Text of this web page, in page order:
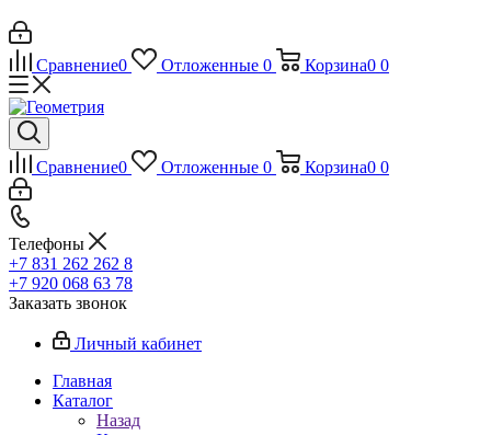
Сравнение0 Отложенные 0 Корзина0 0
Сравнение0 Отложенные 0 Корзина0 0
Телефоны
+7 831 262 262 8
+7 920 068 63 78
Заказать звонок
Личный кабинет
Главная
Каталог
Назад